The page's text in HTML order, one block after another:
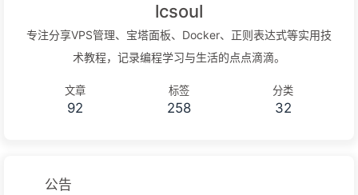
lcsoul
专注分享VPS管理、宝塔面板、Docker、正则表达式等实用技
术教程，记录编程学习与生活的点点滴滴。
文章
92
标签
258
分类
32
公告